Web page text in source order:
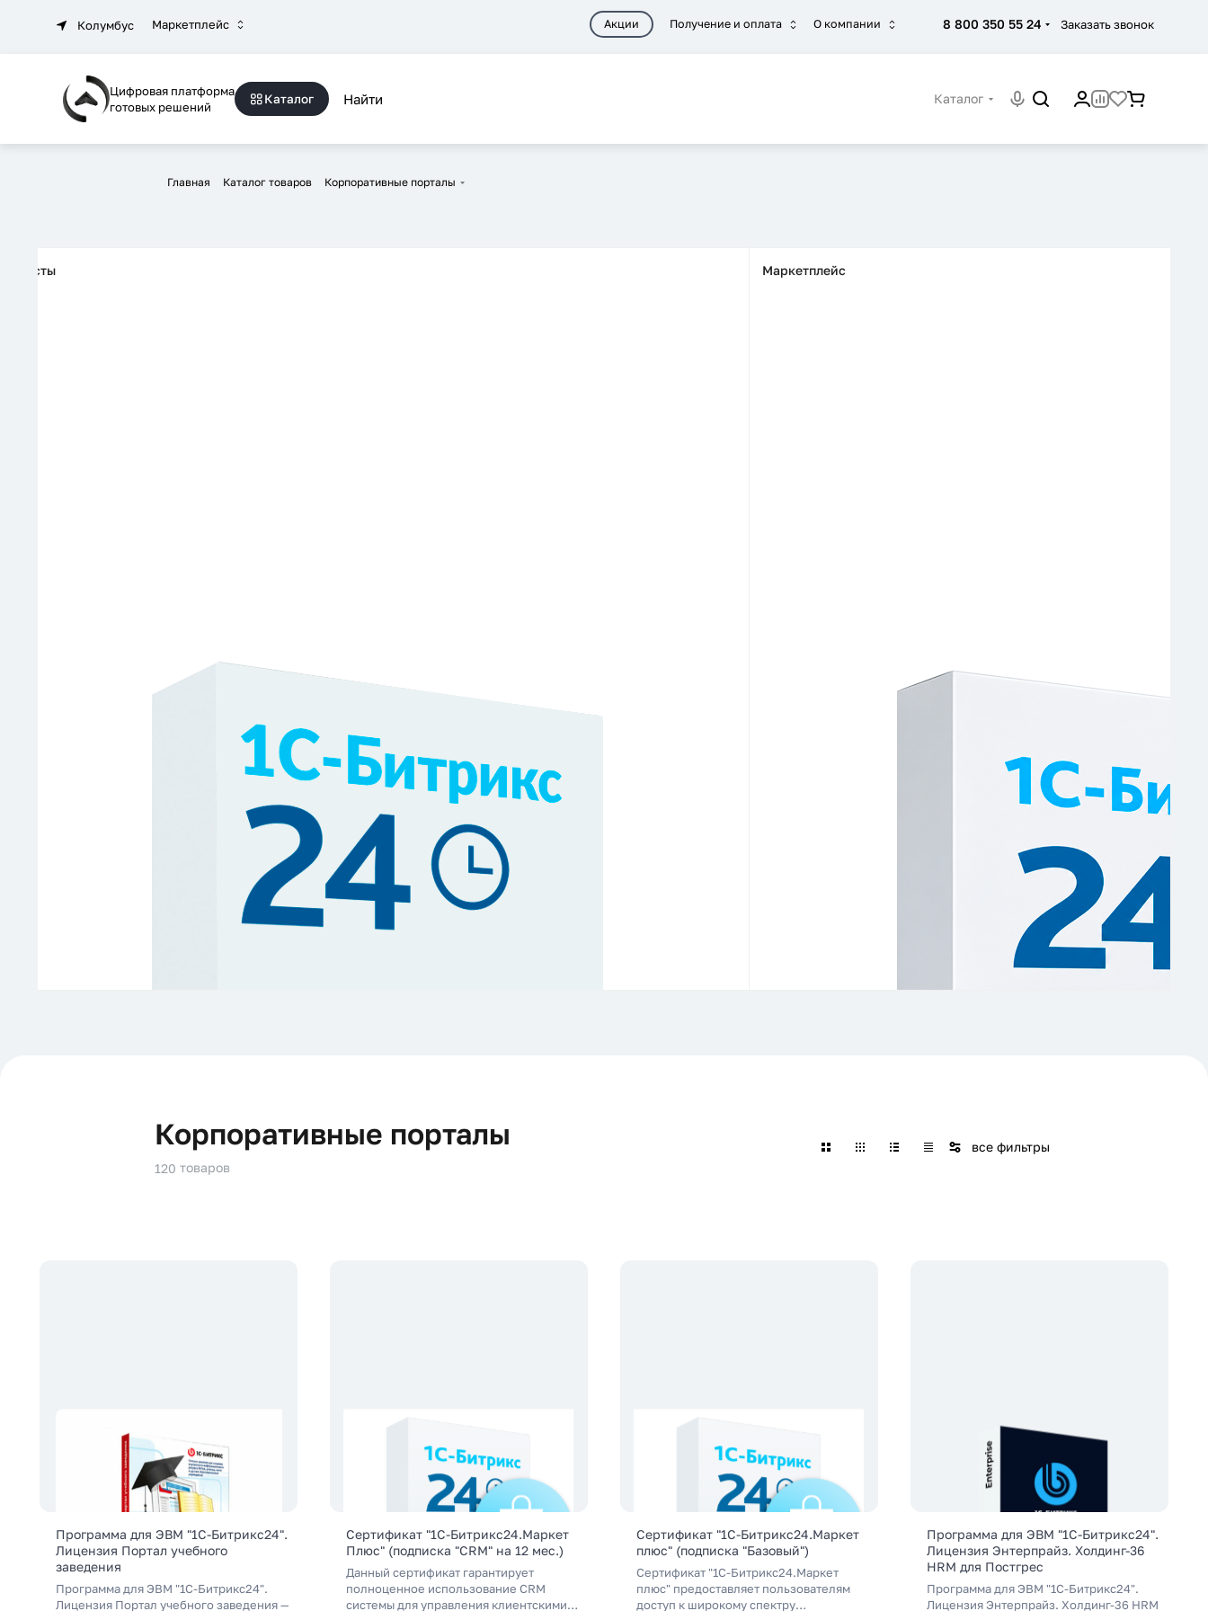
Колумбус Маркетплейс Акции Получение и оплата О компании 8 800 350 55 24 Заказать звонок
Цифровая платформа
готовых решений
Каталог Каталог
Главная Каталог товаров Корпоративные порталы
Бусты Маркетплейс
Корпоративные порталы
120 товаров
все фильтры
Программа для ЭВМ "1С-Битрикс24".
Лицензия Портал учебного
заведения
Программа для ЭВМ "1С-Битрикс24".
Лицензия Портал учебного заведения —
Сертификат "1С-Битрикс24.Маркет
Плюс" (подписка "CRM" на 12 мес.)
Данный сертификат гарантирует
полноценное использование CRM
системы для управления клиентскими
Сертификат "1С-Битрикс24.Маркет
плюс" (подписка "Базовый")
Сертификат "1С-Битрикс24.Маркет
плюс" предоставляет пользователям
доступ к широкому спектру
Программа для ЭВМ "1С-Битрикс24".
Лицензия Энтерпрайз. Холдинг-36
HRM для Постгрес
Программа для ЭВМ "1С-Битрикс24".
Лицензия Энтерпрайз. Холдинг-36 HRM